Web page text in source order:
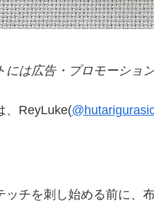
は広告・プロモーショ
、ReyLuke(
ッチを刺し始める前に、